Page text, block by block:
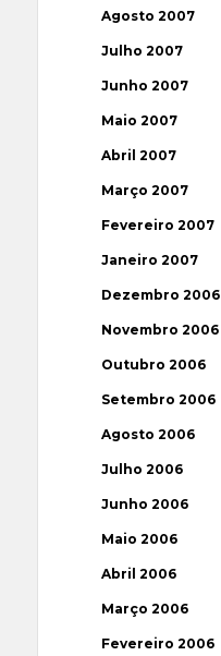
Agosto 2007
Julho 2007
Junho 2007
Maio 2007
Abril 2007
Março 2007
Fevereiro 2007
Janeiro 2007
Dezembro 2006
Novembro 2006
Outubro 2006
Setembro 2006
Agosto 2006
Julho 2006
Junho 2006
Maio 2006
Abril 2006
Março 2006
Fevereiro 2006